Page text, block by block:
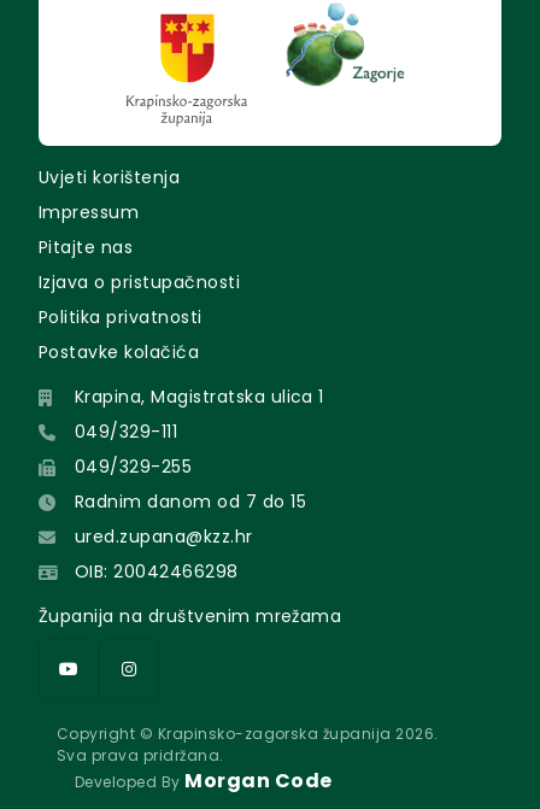
Uvjeti korištenja
Impressum
Pitajte nas
Izjava o pristupačnosti
Politika privatnosti
Postavke kolačića
Krapina, Magistratska ulica 1
049/329-111
049/329-255
Radnim danom od 7 do 15
ured.zupana@kzz.hr
OIB: 20042466298
Županija na društvenim mrežama
Copyright © Krapinsko-zagorska županija 2026.
Sva prava pridržana.
Developed By Morgan Code